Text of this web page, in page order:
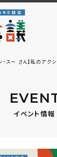
・スー さん】私のア
イベント情報